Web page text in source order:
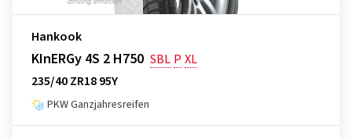
Hankook
KInERGy 4S 2 H750 SBL P XL
235/40 ZR18 95Y
PKW Ganzjahresreifen